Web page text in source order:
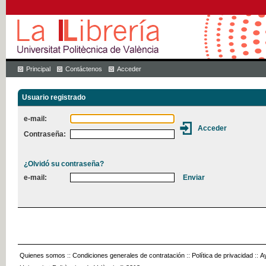
Principal Contáctenos Acceder
Usuario registrado
e-mail:
Contraseña:
¿Olvidó su contraseña?
e-mail:
Quienes somos :: Condiciones generales de contratación :: Política de privacidad ::